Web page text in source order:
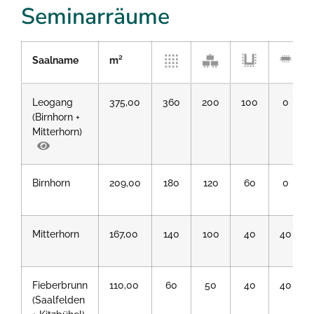
Seminarräume
Saalname m²
Leogang
(Birnhorn +
Mitterhorn)
375,00 360 200 100 0
Birnhorn 209,00 180 120 60 0
Mitterhorn 167,00 140 100 40 40
Fieberbrunn
(Saalfelden
110,00 60 50 40 40